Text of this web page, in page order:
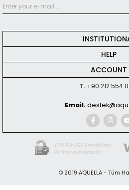
HELP
ACCOUNT
T. +90 212 554
Email.
© 2019 AQUELLA - Tüm